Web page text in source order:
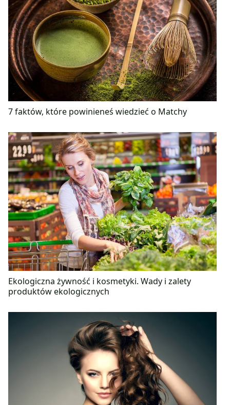
7 faktów, które powinieneś wiedzieć o Matchy
Ekologiczna żywność i kosmetyki. Wady i zalety
produktów ekologicznych